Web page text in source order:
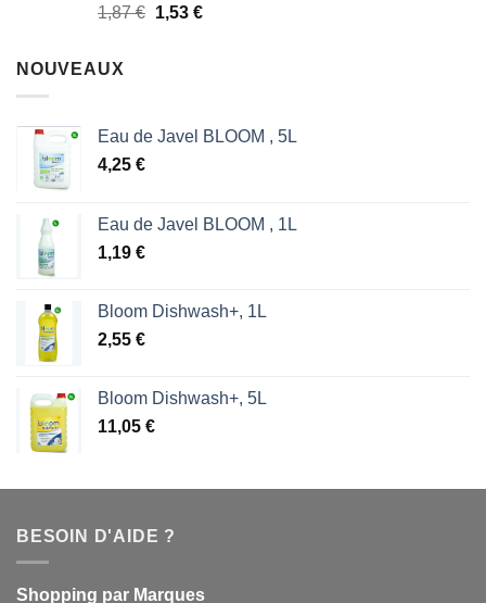
Note5.00
1,87€ Le
1,53 €Le
NOUVEAUX
Eau de Javel BLOOM , 5L
4,25 €
Eau de Javel BLOOM , 1L
1,19 €
Bloom Dishwash+, 1L
2,55 €
Bloom Dishwash+, 5L
11,05 €
BESOIN D'AIDE ?
Shopping par Marques